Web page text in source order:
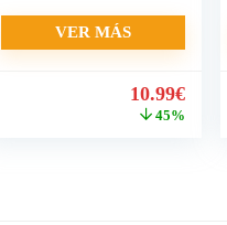
VER MÁS
El
precio
10.99€El
precio
45%